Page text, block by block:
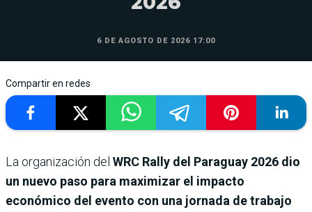
6 DE AGOSTO DE 2026 17:00
Compartir en redes
La organización del WRC Rally del Paraguay 2026 dio
un nuevo paso para maximizar el impacto
económico del evento con una jornada de trabajo